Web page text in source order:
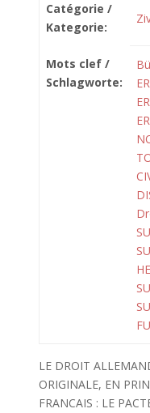
Catégorie /
Kategorie:
Mots clef /
Schlagworte:
LE DROIT
ORIGINALE, EN
FRANCAIS : LE